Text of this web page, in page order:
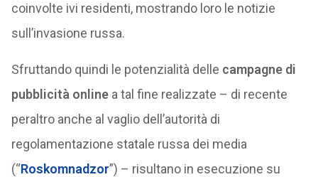
coinvolte ivi residenti, mostrando loro le notizie
sull’invasione russa.
Sfruttando quindi le potenzialità delle campagne di
pubblicità onlinea tal fine realizzate – di recente
peraltro anche al vaglio dell’autorità di
regolamentazione statale russa dei media
(“Roskomnadzor”) – risultano in esecuzione su